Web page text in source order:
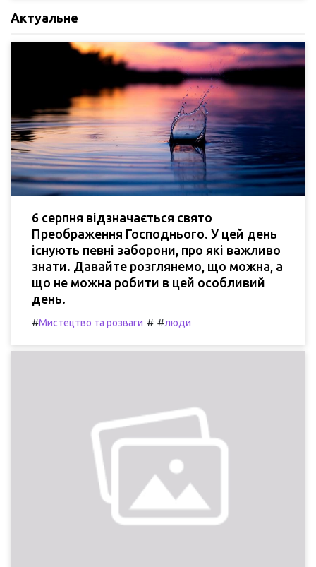
Актуальне
6 серпня відзначається свято
Преображення Господнього. У цей день
існують певні заборони, про які важливо
знати. Давайте розглянемо, що можна, а
що не можна робити в цей особливий
день.
#Мистецтво та розваги # #люди